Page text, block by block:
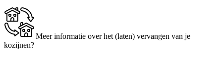
Meer informatie over het (laten) vervangen van je
kozijnen?